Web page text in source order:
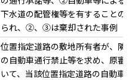
下水道の配管権等を有すること
られ、②、③は棄却された事例
位置指定道路の敷地所有者が、隣
の自動車通行禁止等を求め、原審
いて、当該位置指定道路の自動車